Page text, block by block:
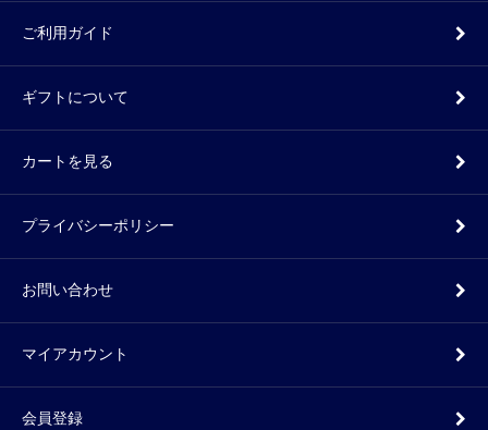
ご利用ガイド
ギフトについて
カートを見る
プライバシーポリシー
お問い合わせ
マイアカウント
会員登録